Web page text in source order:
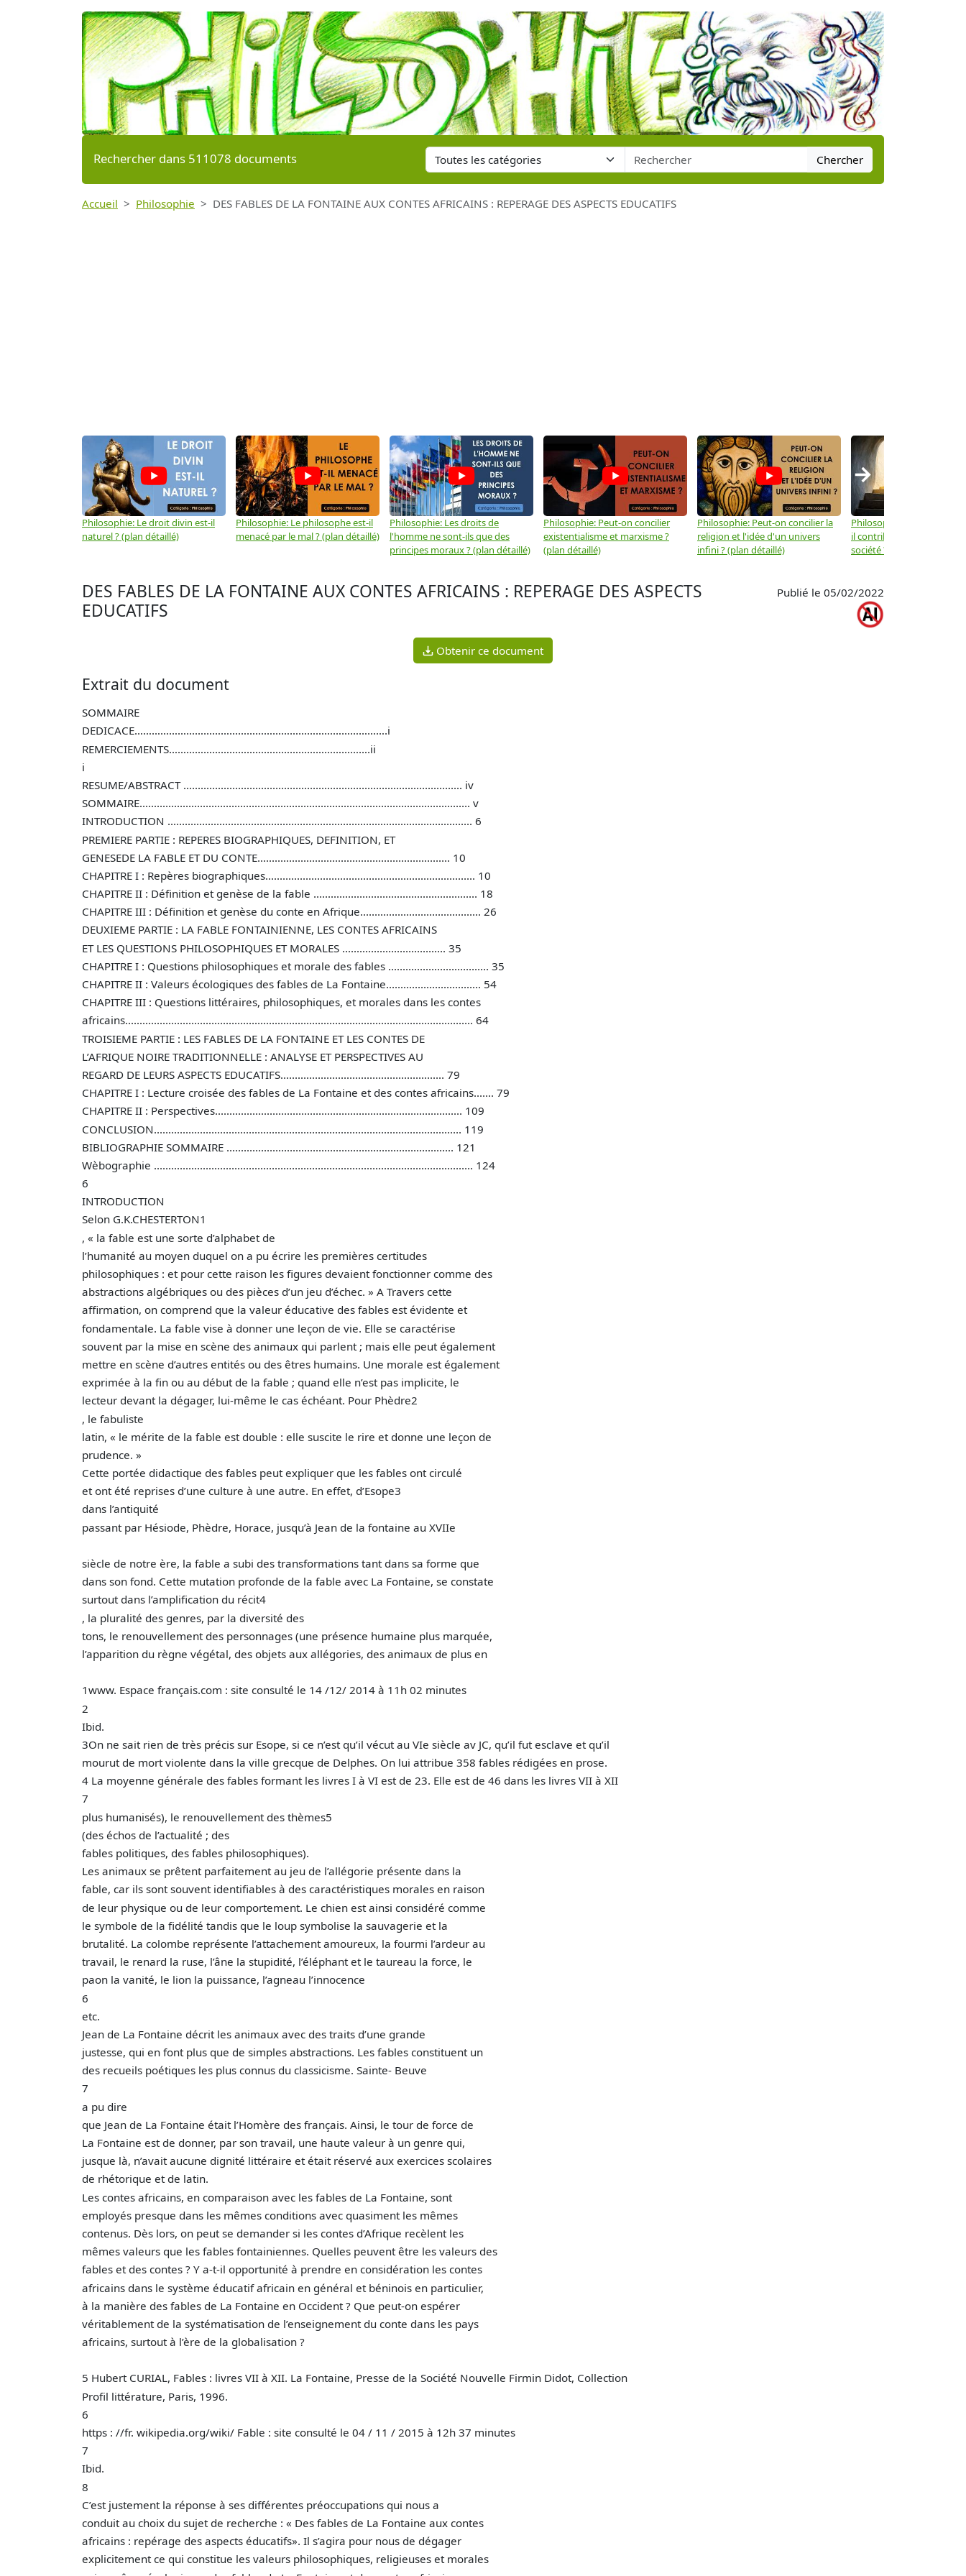
Rechercher dans 511078 documents Chercher
Accueil Philosophie DES FABLES DE LA FONTAINE AUX CONTES AFRICAINS : REPERAGE DES ASPECTS EDUCATIFS
Philosophie: Le droit divin est-il
naturel ? (plan détaillé)
Philosophie: Le philosophe est-il
menacé par le mal ? (plan détaillé)
Philosophie: Les droits de
l'homme ne sont-ils que des
principes moraux ? (plan détaillé)
Philosophie: Peut-on concilier
existentialisme et marxisme ?
(plan détaillé)
Philosophie: Peut-on concilier la
religion et l'idée d'un univers
infini ? (plan détaillé)
Philosophie: Le
il contribuer au progrès de
société ? (plan détaillé)
→
DES FABLES DE LA FONTAINE AUX CONTES AFRICAINS : REPERAGE DES ASPECTS
EDUCATIFS
Publié le 05/02/2022
Obtenir ce document
Extrait du document
SOMMAIRE
DEDICACE…………………………………………………………………………….i
REMERCIEMENTS…………………………………………………………….ii
i
RESUME/ABSTRACT ................................................................................................. iv
SOMMAIRE................................................................................................................... v
INTRODUCTION .......................................................................................................... 6
PREMIERE PARTIE : REPERES BIOGRAPHIQUES, DEFINITION, ET
GENESEDE LA FABLE ET DU CONTE................................................................... 10
CHAPITRE I : Repères biographiques......................................................................... 10
CHAPITRE II : Définition et genèse de la fable ......................................................... 18
CHAPITRE III : Définition et genèse du conte en Afrique.......................................... 26
DEUXIEME PARTIE : LA FABLE FONTAINIENNE, LES CONTES AFRICAINS
ET LES QUESTIONS PHILOSOPHIQUES ET MORALES .................................... 35
CHAPITRE I : Questions philosophiques et morale des fables ................................... 35
CHAPITRE II : Valeurs écologiques des fables de La Fontaine................................. 54
CHAPITRE III : Questions littéraires, philosophiques, et morales dans les contes
africains......................................................................................................................... 64
TROISIEME PARTIE : LES FABLES DE LA FONTAINE ET LES CONTES DE
L’AFRIQUE NOIRE TRADITIONNELLE : ANALYSE ET PERSPECTIVES AU
REGARD DE LEURS ASPECTS EDUCATIFS......................................................... 79
CHAPITRE I : Lecture croisée des fables de La Fontaine et des contes africains....... 79
CHAPITRE II : Perspectives...................................................................................... 109
CONCLUSION........................................................................................................... 119
BIBLIOGRAPHIE SOMMAIRE ............................................................................... 121
Wèbographie ............................................................................................................... 124
6
INTRODUCTION
Selon G.K.CHESTERTON1
, « la fable est une sorte d’alphabet de
l’humanité au moyen duquel on a pu écrire les premières certitudes
philosophiques : et pour cette raison les figures devaient fonctionner comme des
abstractions algébriques ou des pièces d’un jeu d’échec. » A Travers cette
affirmation, on comprend que la valeur éducative des fables est évidente et
fondamentale. La fable vise à donner une leçon de vie. Elle se caractérise
souvent par la mise en scène des animaux qui parlent ; mais elle peut également
mettre en scène d’autres entités ou des êtres humains. Une morale est également
exprimée à la fin ou au début de la fable ; quand elle n’est pas implicite, le
lecteur devant la dégager, lui-même le cas échéant. Pour Phèdre2
, le fabuliste
latin, « le mérite de la fable est double : elle suscite le rire et donne une leçon de
prudence. »
Cette portée didactique des fables peut expliquer que les fables ont circulé
et ont été reprises d’une culture à une autre. En effet, d’Esope3
dans l’antiquité
passant par Hésiode, Phèdre, Horace, jusqu’à Jean de la fontaine au XVIIe
siècle de notre ère, la fable a subi des transformations tant dans sa forme que
dans son fond. Cette mutation profonde de la fable avec La Fontaine, se constate
surtout dans l’amplification du récit4
, la pluralité des genres, par la diversité des
tons, le renouvellement des personnages (une présence humaine plus marquée,
l’apparition du règne végétal, des objets aux allégories, des animaux de plus en
1www. Espace français.com : site consulté le 14 /12/ 2014 à 11h 02 minutes
2
Ibid.
3On ne sait rien de très précis sur Esope, si ce n’est qu’il vécut au VIe siècle av JC, qu’il fut esclave et qu’il
mourut de mort violente dans la ville grecque de Delphes. On lui attribue 358 fables rédigées en prose.
4 La moyenne générale des fables formant les livres I à VI est de 23. Elle est de 46 dans les livres VII à XII
7
plus humanisés), le renouvellement des thèmes5
(des échos de l’actualité ; des
fables politiques, des fables philosophiques).
Les animaux se prêtent parfaitement au jeu de l’allégorie présente dans la
fable, car ils sont souvent identifiables à des caractéristiques morales en raison
de leur physique ou de leur comportement. Le chien est ainsi considéré comme
le symbole de la fidélité tandis que le loup symbolise la sauvagerie et la
brutalité. La colombe représente l’attachement amoureux, la fourmi l’ardeur au
travail, le renard la ruse, l’âne la stupidité, l’éléphant et le taureau la force, le
paon la vanité, le lion la puissance, l’agneau l’innocence
6
etc.
Jean de La Fontaine décrit les animaux avec des traits d’une grande
justesse, qui en font plus que de simples abstractions. Les fables constituent un
des recueils poétiques les plus connus du classicisme. Sainte- Beuve
7
a pu dire
que Jean de La Fontaine était l’Homère des français. Ainsi, le tour de force de
La Fontaine est de donner, par son travail, une haute valeur à un genre qui,
jusque là, n’avait aucune dignité littéraire et était réservé aux exercices scolaires
de rhétorique et de latin.
Les contes africains, en comparaison avec les fables de La Fontaine, sont
employés presque dans les mêmes conditions avec quasiment les mêmes
contenus. Dès lors, on peut se demander si les contes d’Afrique recèlent les
mêmes valeurs que les fables fontainiennes. Quelles peuvent être les valeurs des
fables et des contes ? Y a-t-il opportunité à prendre en considération les contes
africains dans le système éducatif africain en général et béninois en particulier,
à la manière des fables de La Fontaine en Occident ? Que peut-on espérer
véritablement de la systématisation de l’enseignement du conte dans les pays
africains, surtout à l’ère de la globalisation ?
5 Hubert CURIAL, Fables : livres VII à XII. La Fontaine, Presse de la Société Nouvelle Firmin Didot, Collection
Profil littérature, Paris, 1996.
6
https : //fr. wikipedia.org/wiki/ Fable : site consulté le 04 / 11 / 2015 à 12h 37 minutes
7
Ibid.
8
C’est justement la réponse à ses différentes préoccupations qui nous a
conduit au choix du sujet de recherche : « Des fables de La Fontaine aux contes
africains : repérage des aspects éducatifs». Il s’agira pour nous de dégager
explicitement ce qui constitue les valeurs philosophiques, religieuses et morales